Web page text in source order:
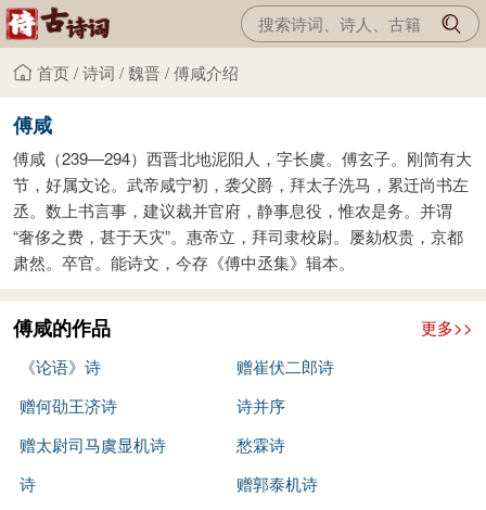
首页/诗词 /魏晋/傅咸介绍
傅咸
傅咸（239—294）西晋北地泥阳人，字长虞。傅玄子。刚简有大
节，好属文论。武帝咸宁初，袭父爵，拜太子洗马，累迁尚书左
丞。数上书言事，建议裁并官府，静事息役，惟农是务。并谓
“奢侈之费，甚于天灾”。惠帝立，拜司隶校尉。屡劾权贵，京都
肃然。卒官。能诗文，今存《傅中丞集》辑本。
傅咸的作品
更多>>
《论语》诗
赠崔伏二郎诗
赠何劭王济诗
诗并序
赠太尉司马虞显机诗
愁霖诗
诗
赠郭泰机诗